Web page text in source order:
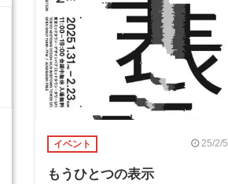
イベント 25/2/5
もうひとつの表示